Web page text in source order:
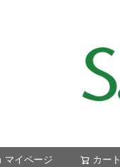
マイページ カート